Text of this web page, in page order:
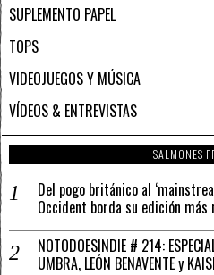
SUPLEMENTO PAPEL
TOPS
VIDEOJUEGOS Y MÚSICA
VÍDEOS & ENTREVISTAS
SALMONES
Del pogo británico al
Occident borda su edición
NOTODOESINDIE # 214:
UMBRA, LEÓN BENAVENTE y